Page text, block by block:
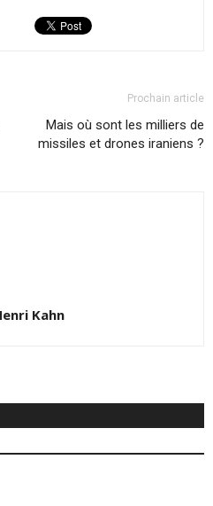
Prochain article
Mais où sont les milliers de
missiles et drones iraniens ?
Kahn